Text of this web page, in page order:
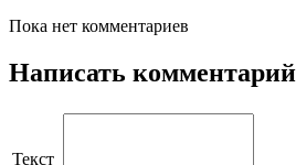
Пока нет комментариев
Написать комментарий
Текст